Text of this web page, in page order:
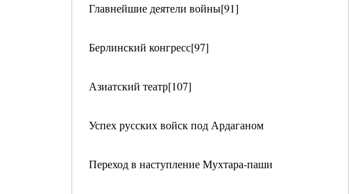
Главнейшие деятели войны[91]
Берлинский конгресс[97]
Азиатский театр[107]
Успех русских войск под Ардаганом
Переход в наступление Мухтара-паши